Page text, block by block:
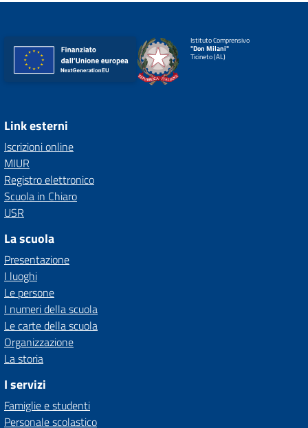
Istituto Comprensivo
"Don Milani"
Ticineto (AL)
Link esterni
Iscrizioni online
MIUR
Registro elettronico
Scuola in Chiaro
USR
La scuola
Presentazione
I luoghi
Le persone
I numeri della scuola
Le carte della scuola
Organizzazione
La storia
I servizi
Famiglie e studenti
Personale scolastico